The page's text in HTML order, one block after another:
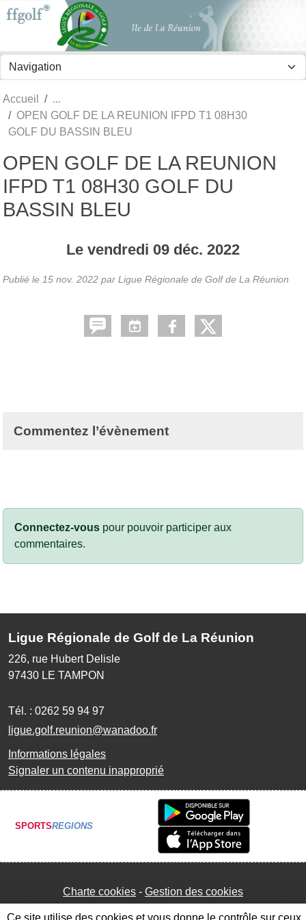
Accueil
OPEN GOLF DE LA REUNION IFPD T1 08H30
GOLF DU BASSIN BLEU
OPEN GOLF DE LA REUNION
IFPD T1 08H30 GOLF DU
BASSIN BLEU
Le vendredi 09 déc. 2022
Publié le 15 nov. 2022 par Ligue Régionale de Golf de La Réunion
Commentez l’évènement
Connectez-vous pour pouvoir participer aux
commentaires.
Ligue Régionale de Golf de La Réunion
226, rue Hubert Delisle
97430 LE TAMPON
Tél. : 0262 59 94 97
ligue.golf.reunion@wanadoo.fr
Informations légales
Signaler un contenu inapproprié
SPORTSREGIONS
Charte cookies Gestion des cookies
Panneau de gestion des cookies
Ce site utilise des cookies et vous donne le contrôle sur ceux